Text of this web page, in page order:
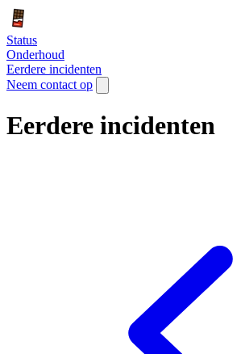
Status
Onderhoud
Eerdere incidenten
Neem contact op
Eerdere incidenten